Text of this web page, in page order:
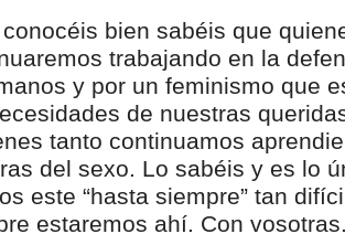
bien sabéis que
trabajando en la
y por un feminismo que
de nuestras
tanto continuamos
del sexo. Lo sabéis y es lo
este “hasta siempre” tan
estaremos ahí. Con